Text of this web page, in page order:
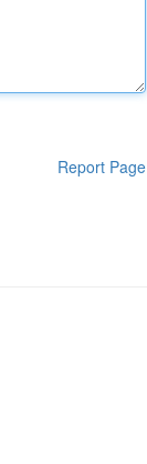
Report Page